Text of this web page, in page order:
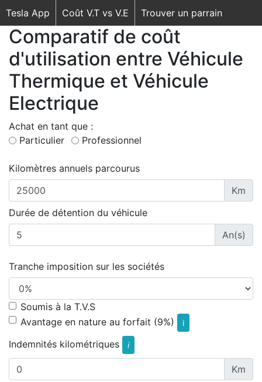
Tesla App Coût V.T vs V.E Trouver un parrain
Comparatif de coût
d'utilisation entre Véhicule
Thermique et Véhicule
Electrique
Achat en tant que :
Particulier
Professionnel
Kilomètres annuels parcourus
Km
Durée de détention du véhicule
An(s)
Tranche imposition sur les sociétés
Soumis à la T.V.S
Avantage en nature au forfait (9%)
i
Indemnités kilométriques i
Km